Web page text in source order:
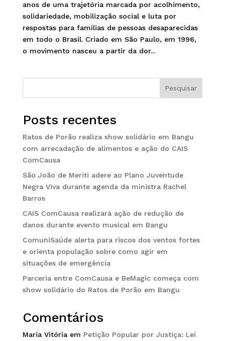
anos de uma trajetória marcada por acolhimento,
solidariedade, mobilização social e luta por
respostas para famílias de pessoas desaparecidas
em todo o Brasil. Criado em São Paulo, em 1996,
o movimento nasceu a partir da dor...
Pesquisar
Posts recentes
Ratos de Porão realiza show solidário em Bangu
com arrecadação de alimentos e ação do CAIS
ComCausa
São João de Meriti adere ao Plano Juventude
Negra Viva durante agenda da ministra Rachel
Barros
CAIS ComCausa realizará ação de redução de
danos durante evento musical em Bangu
ComuniSaúde alerta para riscos dos ventos fortes
e orienta população sobre como agir em
situações de emergência
Parceria entre ComCausa e BeMagic começa com
show solidário do Ratos de Porão em Bangu
Comentários
Maria Vitóriaem Petição Popular por Justiça: Lei